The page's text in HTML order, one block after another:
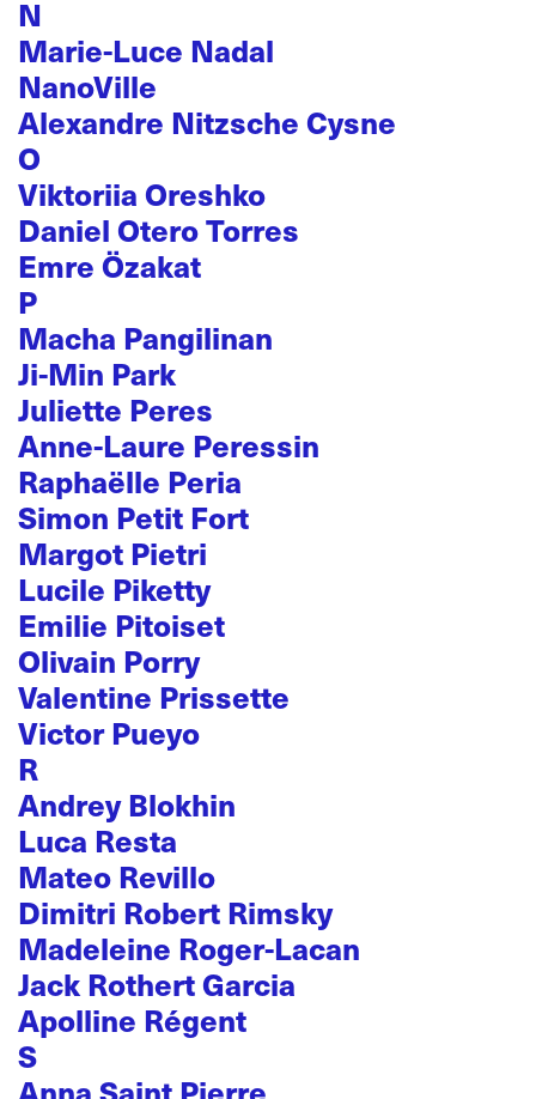
N
Marie-Luce Nadal
NanoVille
Alexandre Nitzsche Cysne
O
Viktoriia Oreshko
Daniel Otero Torres
Emre Özakat
P
Macha Pangilinan
Ji-Min Park
Juliette Peres
Anne-Laure Peressin
Raphaëlle Peria
Simon Petit Fort
Margot Pietri
Lucile Piketty
Emilie Pitoiset
Olivain Porry
Valentine Prissette
Victor Pueyo
R
Andrey Blokhin
Luca Resta
Mateo Revillo
Dimitri Robert Rimsky
Madeleine Roger-Lacan
Jack Rothert Garcia
Apolline Régent
S